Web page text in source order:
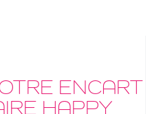
ENCART
HAPPY